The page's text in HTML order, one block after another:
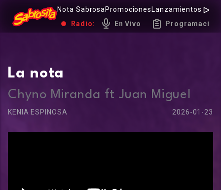
Nota Sabrosa Promociones Lanzamientos Hot
Radio:
En Vivo Programación
La nota
Chyno Miranda ft Juan Miguel
KENIA ESPINOSA 2026-01-23